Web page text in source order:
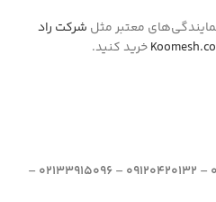
معتبر مثل شرکت راد
خرید کنید.
–
09120420132
–
02133915096
–